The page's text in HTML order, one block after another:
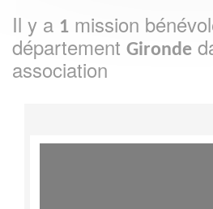
Il y a 1 mission
département Gironde
association